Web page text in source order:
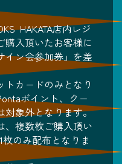
HAKATA店内レジ
購入頂いたお客様に
イン会参加券」を差
カードのみとなり
ポイント、クー
対象外となります。
複数枚ご購入頂い
のみ配布となりま